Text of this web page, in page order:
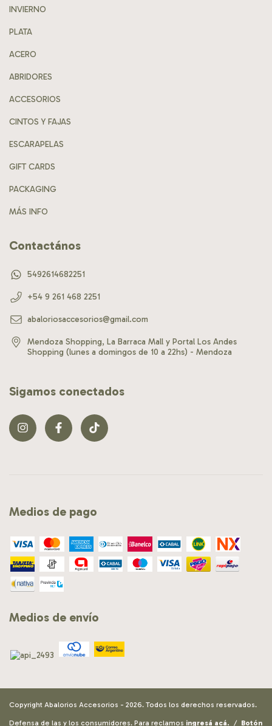
INVIERNO
PLATA
ACERO
ABRIDORES
ACCESORIOS
CINTOS Y FAJAS
ESCARAPELAS
GIFT CARDS
PACKAGING
MÁS INFO
Contactános
5492614682251
+54 9 261 468 2251
abaloriosaccesorios@gmail.com
Mendoza Shopping, La Barraca Mall y Portal Los Andes
Shopping (lunes a domingos de 10 a 22hs) - Mendoza
Sigamos conectados
Medios de pago
Medios de envío
Copyright Abalorios Accesorios - 2026. Todos los derechos reservados.
Defensa de las y los consumidores. Para reclamos ingresá acá. / Botón